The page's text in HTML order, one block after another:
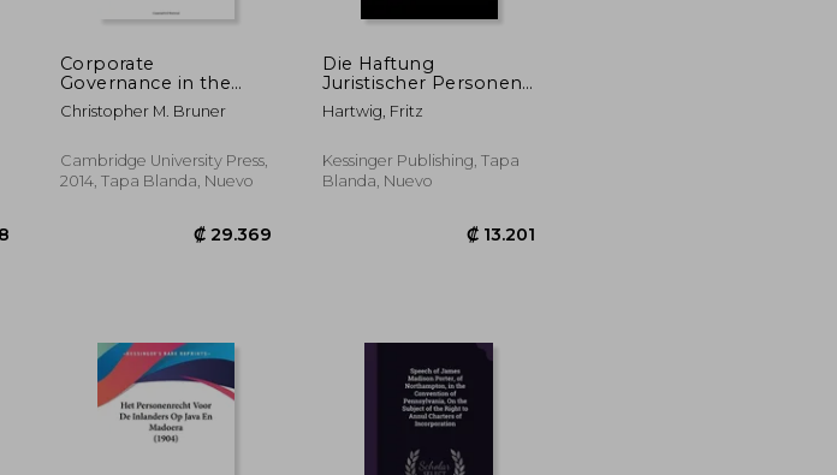
₡ 5.489 ₡ 45.949
Corporate
Governance in the
Common-Law World:
The Political
Shareholder Power
(en Inglés)
Christopher M. Bruner
Cambridge University Press,
2014, Tapa Blanda, Nuevo
Die Haftung
Juristischer Personen
Fur Delikte (1899) (en
Alemán)
Hartwig, Fritz
Kessinger Publishing, Tapa
Blanda, Nuevo